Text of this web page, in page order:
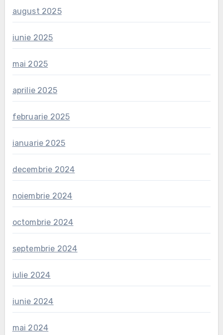
august 2025
iunie 2025
mai 2025
aprilie 2025
februarie 2025
ianuarie 2025
decembrie 2024
noiembrie 2024
octombrie 2024
septembrie 2024
iulie 2024
iunie 2024
mai 2024